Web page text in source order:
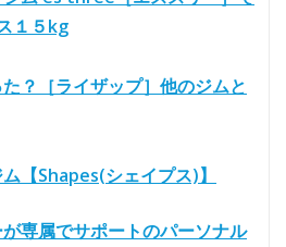
１５kg
？［ライザップ］他のジムと
【Shapes(シェイプス)】
専属でサポートのパーソナル